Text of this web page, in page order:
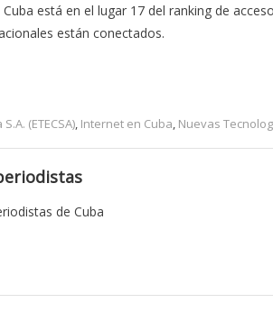
está en el lugar 17 del ranking de
están conectados.
(ETECSA), Internet en Cuba, Nuevas
de Cuba